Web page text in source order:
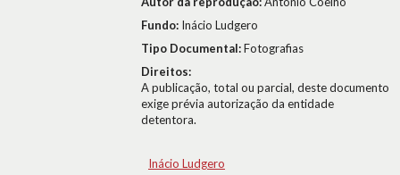
Fundo: Inácio Ludgero
Tipo Documental:Fotografias
Direitos:
A publicação, total ou parcial, deste documento
exige prévia autorização da entidade
detentora.
Inácio Ludgero